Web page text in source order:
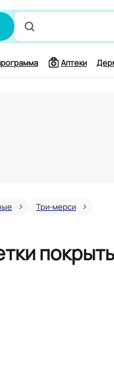
Поиск по
Аптеки
Три-мерси